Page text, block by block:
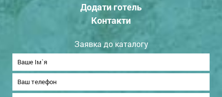
Додати готель
Контакти
Заявка до каталогу